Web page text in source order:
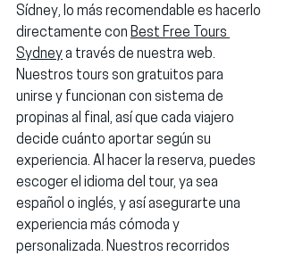
Sídney, lo más recomendable es hacerlo
directamente con Best Free Tours
Sydney a través de nuestra web.
Nuestros tours son gratuitos para
unirse y funcionan con sistema de
propinas al final, así que cada viajero
decide cuánto aportar según su
experiencia. Al hacer la reserva, puedes
escoger el idioma del tour, ya sea
español o inglés, y así asegurarte una
experiencia más cómoda y
personalizada. Nuestros recorridos